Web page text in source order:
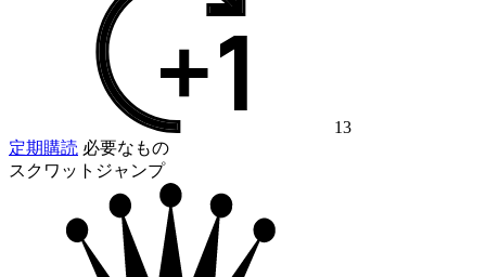
13
定期購読 必要なもの
スクワットジャンプ